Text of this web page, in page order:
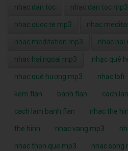
nhac dan toc nhac dan toc mp3
nhac quoc te mp3 nhac
nhac meditation mp3 nhac hai
nhac hai ngoai mp3 nhạc quê
nhạc quê hương mp3 nhạc lofi
kem flan banh flan cach
cach lam banh flan nhac the
the hinh nhac vang mp3
nhac thon que mp3 nhac song